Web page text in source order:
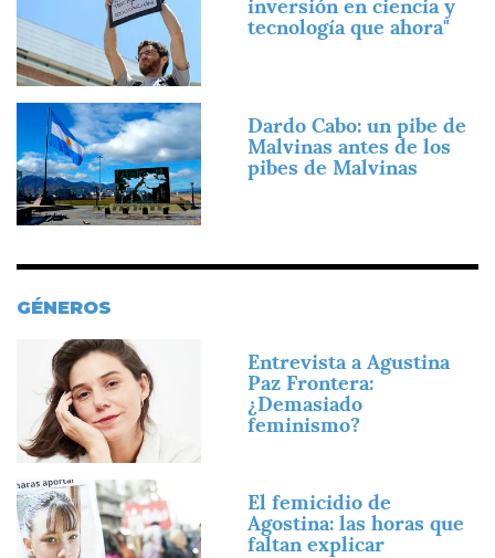
inversión en ciencia y
tecnología que ahora"
Imagen
Dardo Cabo: un pibe de
Malvinas antes de los
pibes de Malvinas
GÉNEROS
Imagen
Entrevista a Agustina
Paz Frontera:
¿Demasiado
feminismo?
Imagen
El femicidio de
Agostina: las horas que
faltan explicar